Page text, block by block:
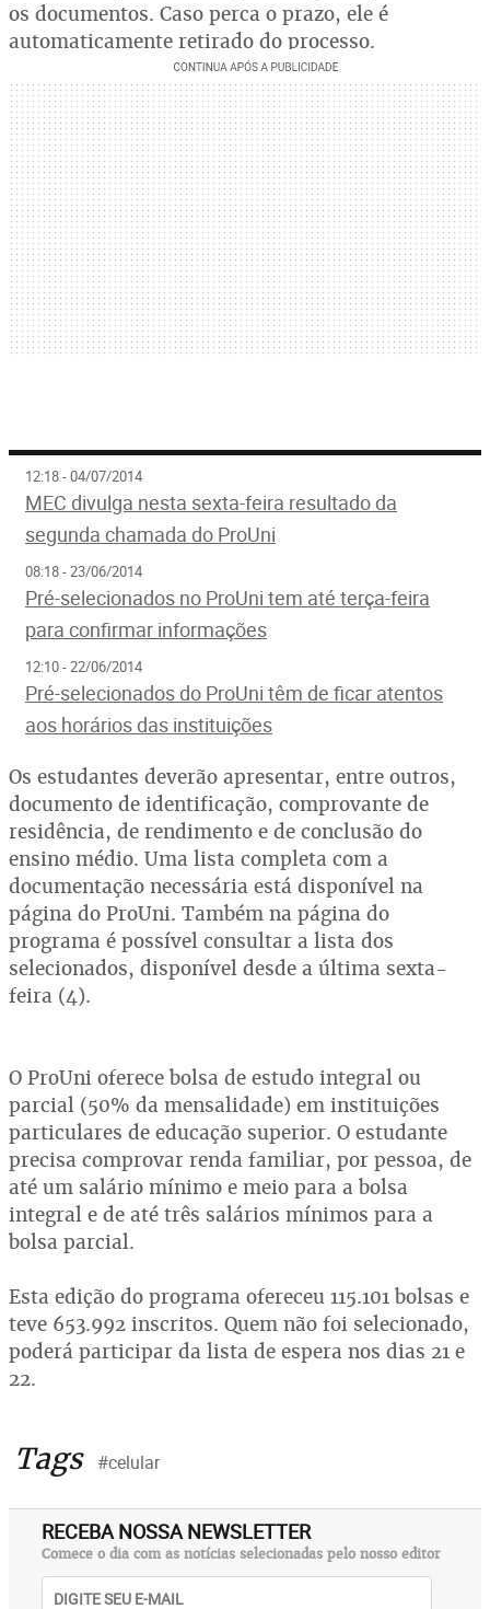
os documentos. Caso perca o prazo, ele é
automaticamente retirado do processo.
12:18 - 04/07/2014
MEC divulga nesta sexta-feira resultado da
segunda chamada do ProUni
08:18 - 23/06/2014
Pré-selecionados no ProUni tem até terça-feira
para confirmar informações
12:10 - 22/06/2014
Pré-selecionados do ProUni têm de ficar atentos
aos horários das instituições
Os estudantes deverão apresentar, entre outros,
documento de identificação, comprovante de
residência, de rendimento e de conclusão do
ensino médio. Uma lista completa com a
documentação necessária está disponível na
página do ProUni. Também na página do
programa é possível consultar a lista dos
selecionados, disponível desde a última sexta-
feira (4).
O ProUni oferece bolsa de estudo integral ou
parcial (50% da mensalidade) em instituições
particulares de educação superior. O estudante
precisa comprovar renda familiar, por pessoa, de
até um salário mínimo e meio para a bolsa
integral e de até três salários mínimos para a
bolsa parcial.
Esta edição do programa ofereceu 115.101 bolsas e
teve 653.992 inscritos. Quem não foi selecionado,
poderá participar da lista de espera nos dias 21 e
22.
Tags #celular
RECEBA NOSSA NEWSLETTER
Comece o dia com as notícias selecionadas pelo nosso editor